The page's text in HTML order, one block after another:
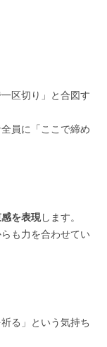
区切り」と合図す
員に「ここで締め
を表現します。
も力を合わせてい
る」という気持ち